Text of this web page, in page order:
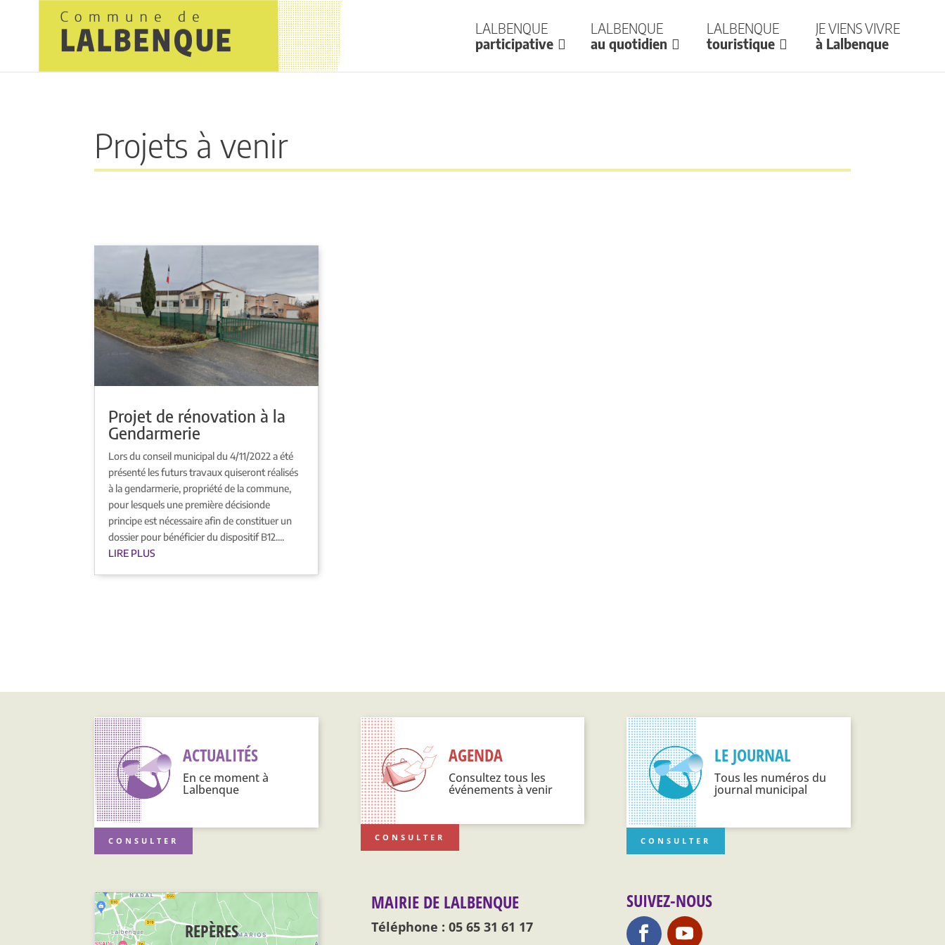
Lalbenque
participative
Lalbenque
au quotidien
Lalbenque
touristique
Je viens vivre
à Lalbenque
Projets à venir
Projet de rénovation à la
Gendarmerie
Lors du conseil municipal du 4/11/2022 a été
présenté les futurs travaux quiseront réalisés
à la gendarmerie, propriété de la commune,
pour lesquels une première décisionde
principe est nécessaire afin de constituer un
dossier pour bénéficier du dispositif B12....
LIRE PLUS
ACTUALITÉS
En ce moment à
Lalbenque
CONSULTER
AGENDA
Consultez tous les
événements à venir
CONSULTER
LE JOURNAL
Tous les numéros du
journal municipal
CONSULTER
REPÈRES
MAIRIE DE LALBENQUE
Téléphone : 05 65 31 61 17
SUIVEZ-NOUS